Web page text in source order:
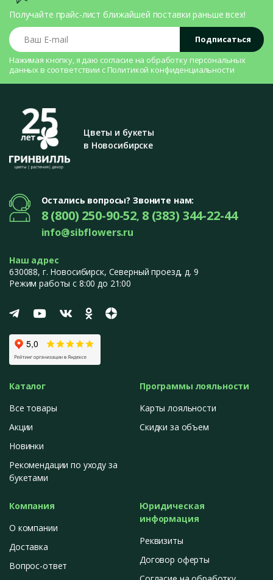
Получайте прайс-лист ближайшей поставки раньше всех!
Ваш E-mail
Подписаться
Нажимая кнопку, я даю согласие на обработку персональных
данных в соответствии с Политикой конфиденциальности
Цветы и букеты
в Новосибирске
Остались вопросы? Звоните нам:
8 (800) 250-90-52, 8 (383) 344-22-44
info@sibflowers.ru
Наш адрес
630088, г. Новосибирск, Северный проезд, д. 9
Режим работы с 8:00 до 21:00
Каталог
Все товары
Акции
Новинки
Рекомендации по уходу за
букетами
Программы лояльности
Карты лояльности
Скидки за объем
Компания
О компании
Доставка
Вопрос-ответ
Юридическая
информация
Реквизиты
Договор оферты